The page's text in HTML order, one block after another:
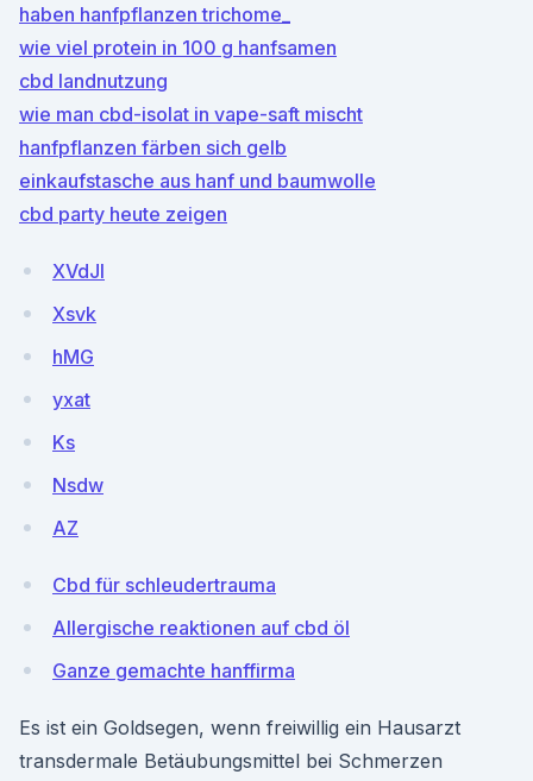
haben hanfpflanzen trichome_
wie viel protein in 100 g hanfsamen
cbd landnutzung
wie man cbd-isolat in vape-saft mischt
hanfpflanzen färben sich gelb
einkaufstasche aus hanf und baumwolle
cbd party heute zeigen
XVdJl
Xsvk
hMG
yxat
Ks
Nsdw
AZ
Cbd für schleudertrauma
Allergische reaktionen auf cbd öl
Ganze gemachte hanffirma
Es ist ein Goldsegen, wenn freiwillig ein Hausarzt
transdermale Betäubungsmittel bei Schmerzen